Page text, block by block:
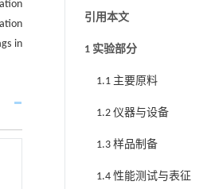
in
引用本文
1 实验部分
1.1 主要原料
1.2 仪器与设备
1.3 样品制备
1.4 性能测试与表征